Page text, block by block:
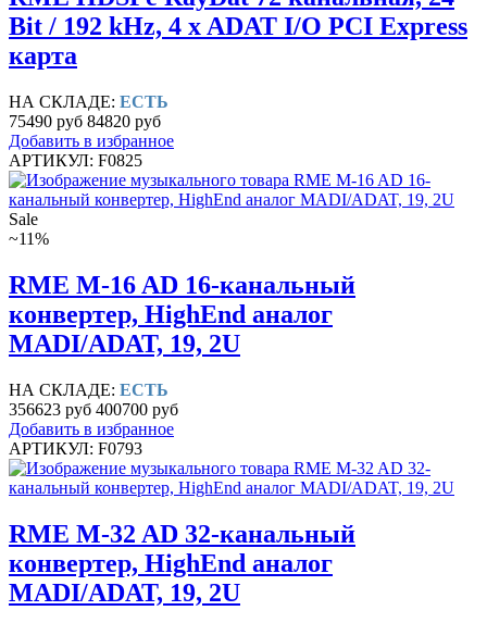
Bit / 192 kHz, 4 x ADAT I/O PCI Express
карта
НА СКЛАДЕ: ЕСТЬ
75490 руб 84820 руб
Добавить в избранное
АРТИКУЛ: F0825
Sale
~11%
RME M-16 AD 16-канальный
конвертер, HighEnd аналог
MADI/ADAT, 19, 2U
НА СКЛАДЕ: ЕСТЬ
356623 руб 400700 руб
Добавить в избранное
АРТИКУЛ: F0793
RME M-32 AD 32-канальный
конвертер, HighEnd аналог
MADI/ADAT, 19, 2U